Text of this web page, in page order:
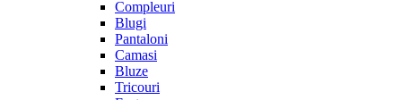
Compleuri
Blugi
Pantaloni
Camasi
Bluze
Tricouri